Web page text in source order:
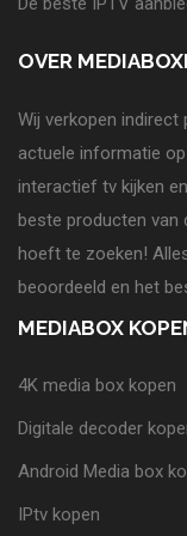
OVER
Wij verkopen
actuele informatie
interactief tv kijken
beste producten van
hoeft te zoeken!
beoordeeld en het
MEDIABOX
4K media box kopen
Digitale decoder
Android Media box
IPtv kopen